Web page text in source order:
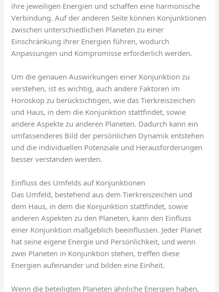
ihre jeweiligen Energien und schaffen eine harmonische
Verbindung. Auf der anderen Seite können Konjunktionen
zwischen unterschiedlichen Planeten zu einer
Einschränkung ihrer Energien führen, wodurch
Anpassungen und Kompromisse erforderlich werden.
Um die genauen Auswirkungen einer Konjunktion zu
verstehen, ist es wichtig, auch andere Faktoren im
Horoskop zu berücksichtigen, wie das Tierkreiszeichen
und Haus, in dem die Konjunktion stattfindet, sowie
andere Aspekte zu anderen Planeten. Dadurch kann ein
umfassenderes Bild der persönlichen Dynamik entstehen
und die individuellen Potenziale und Herausforderungen
besser verstanden werden.
Einfluss des Umfelds auf Konjunktionen
Das Umfeld, bestehend aus dem Tierkreiszeichen und
dem Haus, in dem die Konjunktion stattfindet, sowie
anderen Aspekten zu den Planeten, kann den Einfluss
einer Konjunktion maßgeblich beeinflussen. Jeder Planet
hat seine eigene Energie und Persönlichkeit, und wenn
zwei Planeten in Konjunktion stehen, treffen diese
Energien aufeinander und bilden eine Einheit.
Wenn die beteiligten Planeten ähnliche Energien haben,